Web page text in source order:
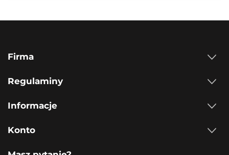
Firma
Regulaminy
Informacje
Konto